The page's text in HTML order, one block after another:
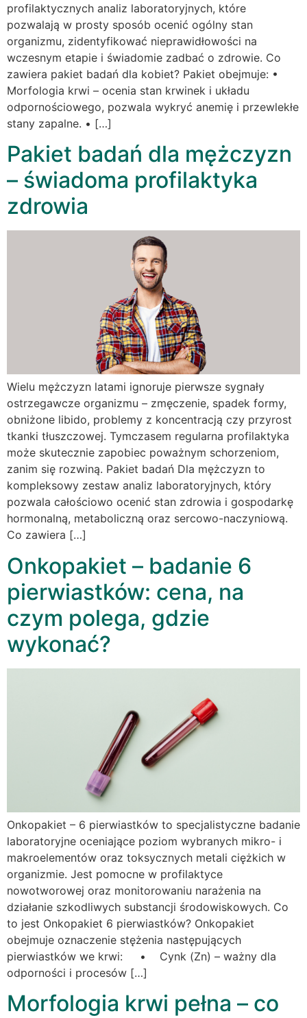
profilaktycznych analiz laboratoryjnych, które
pozwalają w prosty sposób ocenić ogólny stan
organizmu, zidentyfikować nieprawidłowości na
wczesnym etapie i świadomie zadbać o zdrowie. Co
zawiera pakiet badań dla kobiet? Pakiet obejmuje: •
Morfologia krwi – ocenia stan krwinek i układu
odpornościowego, pozwala wykryć anemię i przewlekłe
stany zapalne. • […]
Pakiet badań dla mężczyzn
– świadoma profilaktyka
zdrowia
Wielu mężczyzn latami ignoruje pierwsze sygnały
ostrzegawcze organizmu – zmęczenie, spadek formy,
obniżone libido, problemy z koncentracją czy przyrost
tkanki tłuszczowej. Tymczasem regularna profilaktyka
może skutecznie zapobiec poważnym schorzeniom,
zanim się rozwiną. Pakiet badań Dla mężczyzn to
kompleksowy zestaw analiz laboratoryjnych, który
pozwala całościowo ocenić stan zdrowia i gospodarkę
hormonalną, metaboliczną oraz sercowo-naczyniową.
Co zawiera […]
Onkopakiet – badanie 6
pierwiastków: cena, na
czym polega, gdzie
wykonać?
Onkopakiet – 6 pierwiastków to specjalistyczne badanie
laboratoryjne oceniające poziom wybranych mikro- i
makroelementów oraz toksycznych metali ciężkich w
organizmie. Jest pomocne w profilaktyce
nowotworowej oraz monitorowaniu narażenia na
działanie szkodliwych substancji środowiskowych. Co
to jest Onkopakiet 6 pierwiastków? Onkopakiet
obejmuje oznaczenie stężenia następujących
pierwiastków we krwi: • Cynk (Zn) – ważny dla
odporności i procesów […]
Morfologia krwi pełna – co